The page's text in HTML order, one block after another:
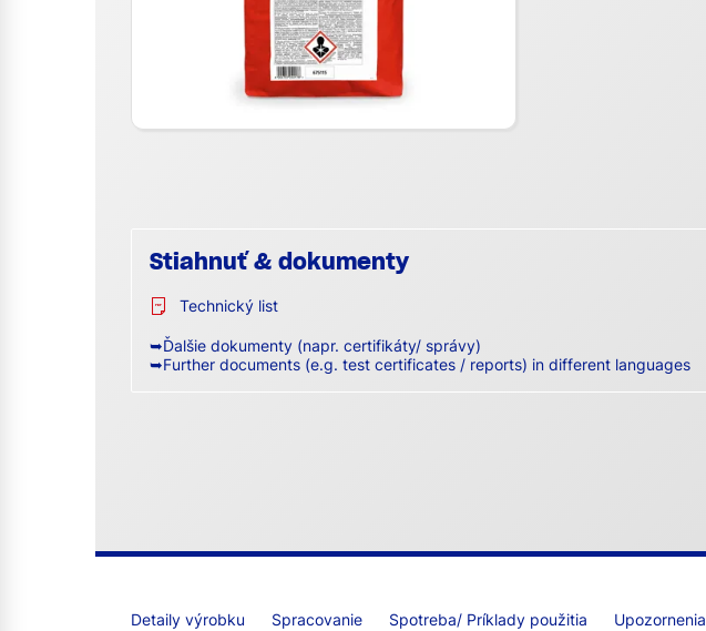
Stiahnuť & dokumenty
Technický list
➥Ďalšie dokumenty (napr. certifikáty/ správy)
➥Further documents (e.g. test certificates / reports) in different languages
Detaily výrobku Spracovanie Spotreba/ Príklady použitia Upozornenia